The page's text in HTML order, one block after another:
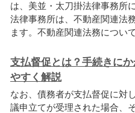
は、美並・太刀掛法律事務所
法律事務所は、不動産関連法
ます。不動産関連法務につい
支払督促とは？手続きに
やすく解説
なお、債務者が支払督促に対
議申立てが受理された場合、